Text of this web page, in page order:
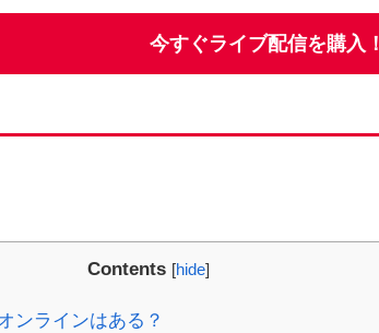
今すぐライブ配信を購入！
Contents [hide]
ンラインはある？